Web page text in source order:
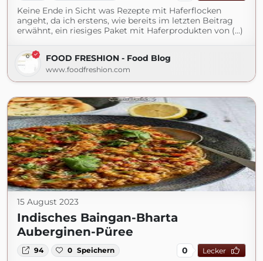
Keine Ende in Sicht was Rezepte mit Haferflocken
angeht, da ich erstens, wie bereits im letzten Beitrag
erwähnt, ein riesiges Paket mit Haferprodukten von (...)
FOOD FRESHION - Food Blog
www.foodfreshion.com
15 August 2023
Indisches Baingan-Bharta
Auberginen-Püree
94 0 Speichern 0 Lecker